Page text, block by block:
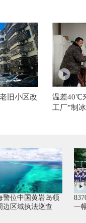
旧小区改
温差40℃
工厂”制
警位中国黄岩岛领
边区域执法巡查
一